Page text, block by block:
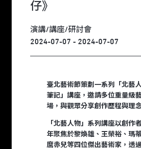
仔》
演講/講座/研討會
2024-07-07 - 2024-07-07
臺北藝術節策劃一系列「北藝
筆記」講座，邀請多位重量級
場，與觀眾分享創作歷程與理
「北藝人物」系列講座以創作
年聚焦於黎煥雄、王榮裕、瑪
麿赤兒等四位傑出藝術家，透